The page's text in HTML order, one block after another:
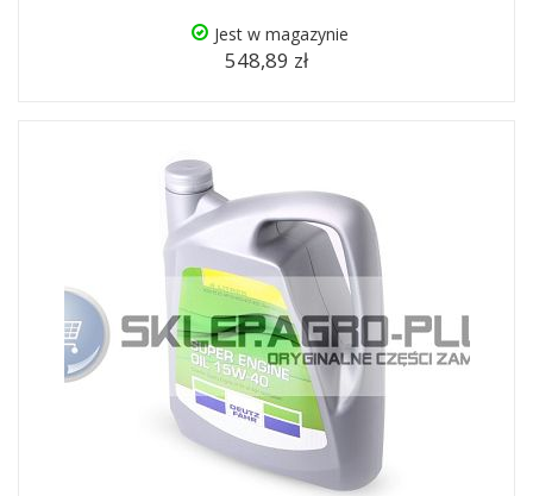
Jest w magazynie
548,89 zł